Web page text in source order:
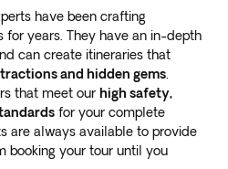
have been crafting
for years. They have an in-depth
can create itineraries that
and hidden gems
that meet our high safety,
for your complete
are always available to provide
booking your tour until you